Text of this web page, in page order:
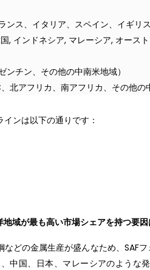
ンス、イタリア、スペイン、イギリ
, インドネシア, マレーシア, オース
チン、その他の中南米地域）
北アフリカ、南アフリカ、その他の
ンは以下の通りです：
域が最も高い市場シェアを持つ要因
どの金属生産が盛んなため、SAF
中国、日本、マレーシアのような